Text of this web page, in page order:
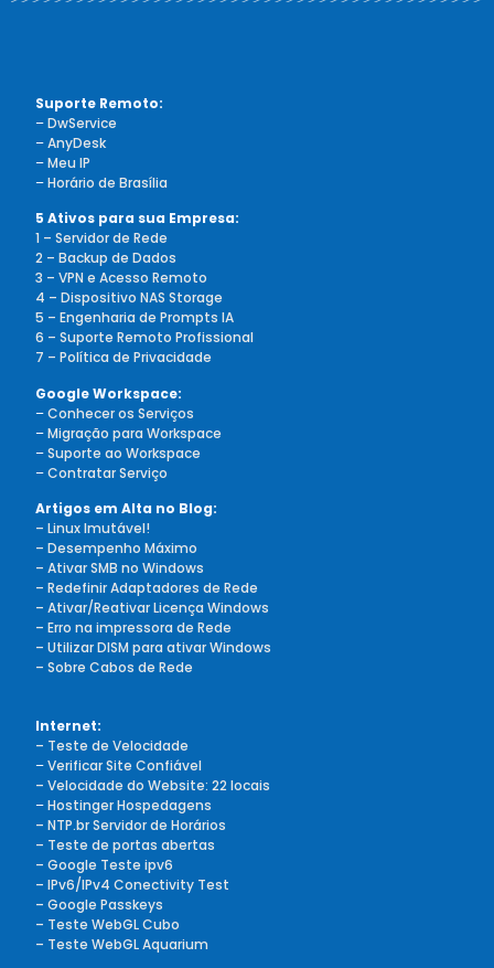
Suporte Remoto:
–DwService
–AnyDesk
–Meu IP
–Horário de Brasília
5 Ativos para sua Empresa:
1 – Servidor de Rede
2 – Backup de Dados
3 – VPN e Acesso Remoto
4 – Dispositivo NAS Storage
5 – Engenharia de Prompts IA
6 – Suporte Remoto Profissional
7 – Política de Privacidade
Google Workspace:
–Conhecer os Serviços
–Migração para Workspace
–Suporte ao Workspace
–Contratar Serviço
Artigos em Alta no Blog:
– Linux Imutável!
– Desempenho Máximo
– Ativar SMB no Windows
– Redefinir Adaptadores de Rede
– Ativar/Reativar Licença Windows
– Erro na impressora de Rede
– Utilizar DISM para ativar Windows
– Sobre Cabos de Rede
Internet:
– Teste de Velocidade
–Verificar Site Confiável
– Velocidade do Website: 22 locais
–Hostinger Hospedagens
– NTP.br Servidor de Horários
– Teste de portas abertas
– Google Teste ipv6
– IPv6/IPv4 Conectivity Test
– Google Passkeys
– Teste WebGL Cubo
– Teste WebGL Aquarium